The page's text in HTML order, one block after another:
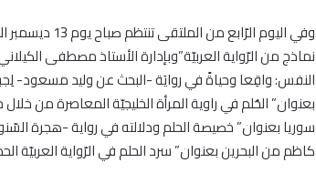
وفي اليوم
نماذج من الرّواية العربيّة”وبإدارة الأستاذ مصطفى
النفس: واقِعا وحياةً في روايَة -البحث عن وليد مسعود-
بعنوان” الحُلم في راوية المرأة الخليجيّة المعاصرة من
سوريا بعنوان” خصيصة الحلم ودلالته في رواية -هجرة
كاظم من البحرين بعنوان” سرد الحلم في الرّواية العربيّة